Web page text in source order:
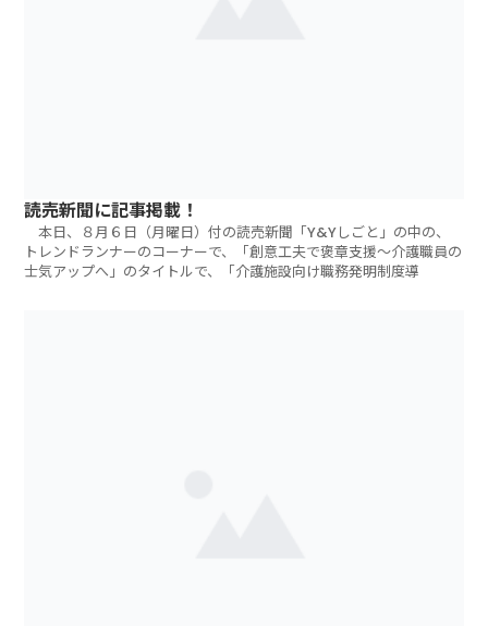
読売新聞に記事掲載！
本日、８月６日（月曜日）付の読売新聞「Y&Yしごと」の中の、
トレンドランナーのコーナーで、「創意工夫で褒章支援～介護職員の
士気アップへ」のタイトルで、「介護施設向け職務発明制度導